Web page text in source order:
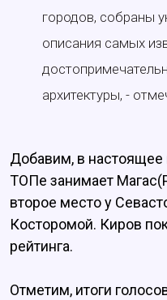
городов, собраны
описания самых
архитектуры, -
Добавим, в
ТОПе занимает
второе место у
Косторомой. Киров
рейтинга.
Отметим, итоги